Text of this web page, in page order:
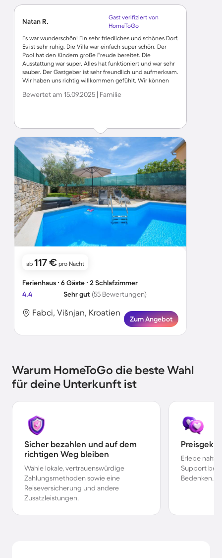
Natan R.
Gast verifiziert von
HomeToGo
Es war wunderschön! Ein sehr friedliches und schönes Dorf.
Es ist sehr ruhig. Die Villa war einfach super schön. Der
Pool hat den Kindern große Freude bereitet. Die
Ausstattung war super. Alles hat funktioniert und war sehr
sauber. Der Gastgeber ist sehr freundlich und aufmerksam.
Wir haben uns richtig willkommen gefühlt. Wir können
dass wir auf jeden Fall wieder kommen werden.
Bewertet am 15.09.2025 | Familie
ab 117 € pro Nacht
Ferienhaus ∙ 6 Gäste ∙ 2 Schlafzimmer
4.4
Sehr gut (55 Bewertungen)
Fabci, Višnjan, Kroatien
Zum Angebot
Warum HomeToGo die beste Wahl
für deine Unterkunft ist
Sicher bezahlen und auf dem
richtigen Weg bleiben
Wähle lokale, vertrauenswürdige
Zahlungsmethoden sowie eine
Reiseversicherung und andere
Zusatzleistungen.
Erlebe
Support bei
Bedenken.